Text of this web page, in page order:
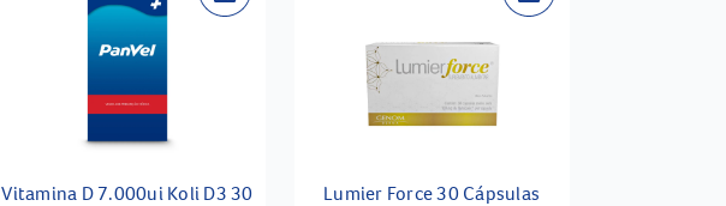
Vitamina D 7.000ui Koli D3 30
Lumier Force 30 Cápsulas